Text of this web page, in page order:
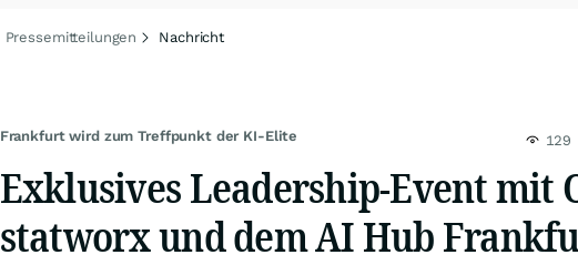
Pressemitteilungen Nachricht
Frankfurt wird zum Treffpunkt der KI-Elite 129
Exklusives Leadership-Event mit
statworx und dem AI Hub